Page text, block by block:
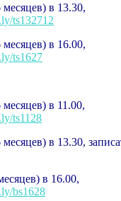
месяцев) в 13.30,
ts132712
месяцев) в 16.00,
ts1627
месяцев) в 11.00,
ts1128
в 13.30,
в 16.00,
bs1628